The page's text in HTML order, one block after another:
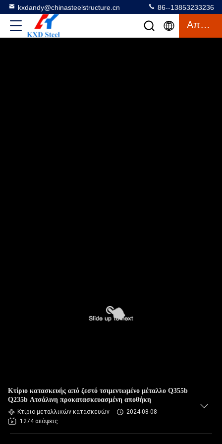
kxdandy@chinasteelstructure.cn 86--13853233236
Απόσπασμα
Κτίριο κατασκευής από ζεστό τσιμεντωμένο μέταλλο Q355b
Q235b Ατσάλινη προκατασκευασμένη αποθήκη
Κτίριο μεταλλικών κατασκευών
2024-08-08
1274 απόψεις